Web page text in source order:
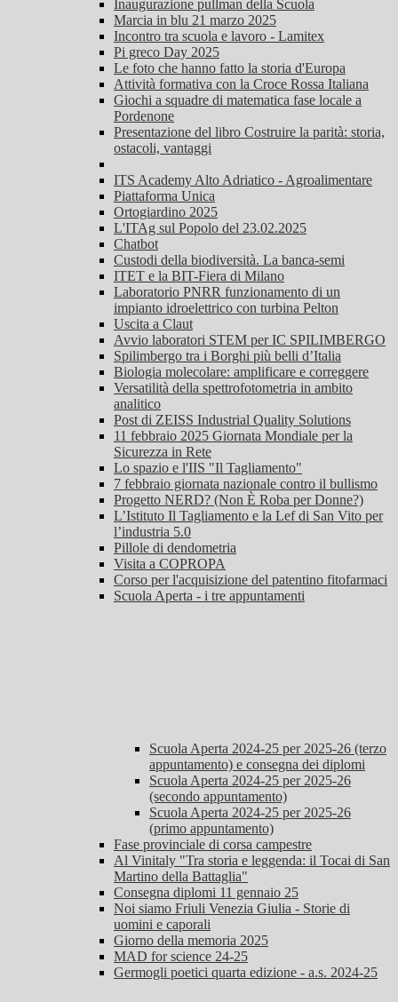
Inaugurazione pullman della Scuola
Marcia in blu 21 marzo 2025
Incontro tra scuola e lavoro - Lamitex
Pi greco Day 2025
Le foto che hanno fatto la storia d'Europa
Attività formativa con la Croce Rossa Italiana
Giochi a squadre di matematica fase locale a
Pordenone
Presentazione del libro Costruire la parità: storia,
ostacoli, vantaggi
ITS Academy Alto Adriatico - Agroalimentare
Piattaforma Unica
Ortogiardino 2025
L'ITAg sul Popolo del 23.02.2025
Chatbot
Custodi della biodiversità. La banca-semi
ITET e la BIT-Fiera di Milano
Laboratorio PNRR funzionamento di un
impianto idroelettrico con turbina Pelton
Uscita a Claut
Avvio laboratori STEM per IC SPILIMBERGO
Spilimbergo tra i Borghi più belli d’Italia
Biologia molecolare: amplificare e correggere
Versatilità della spettrofotometria in ambito
analitico
Post di ZEISS Industrial Quality Solutions
11 febbraio 2025 Giornata Mondiale per la
Sicurezza in Rete
Lo spazio e l'IIS "Il Tagliamento"
7 febbraio giornata nazionale contro il bullismo
Progetto NERD? (Non È Roba per Donne?)
L’Istituto Il Tagliamento e la Lef di San Vito per
l’industria 5.0
Pillole di dendometria
Visita a COPROPA
Corso per l'acquisizione del patentino fitofarmaci
Scuola Aperta - i tre appuntamenti
Scuola Aperta 2024-25 per 2025-26 (terzo
appuntamento) e consegna dei diplomi
Scuola Aperta 2024-25 per 2025-26
(secondo appuntamento)
Scuola Aperta 2024-25 per 2025-26
(primo appuntamento)
Fase provinciale di corsa campestre
Al Vinitaly "Tra storia e leggenda: il Tocai di San
Martino della Battaglia"
Consegna diplomi 11 gennaio 25
Noi siamo Friuli Venezia Giulia - Storie di
uomini e caporali
Giorno della memoria 2025
MAD for science 24-25
Germogli poetici quarta edizione - a.s. 2024-25